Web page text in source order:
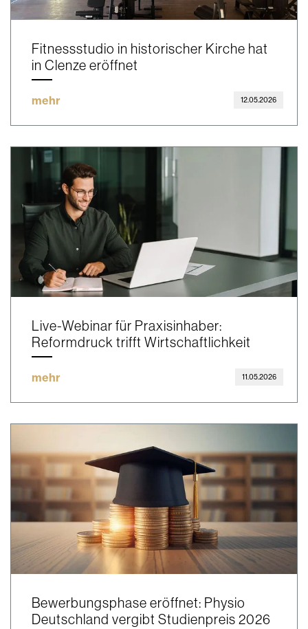
Fitnessstudio in historischer Kirche hat
in Clenze eröffnet
mehr 12.05.2026
Live-Webinar für Praxisinhaber:
Reformdruck trifft Wirtschaftlichkeit
mehr 11.05.2026
Bewerbungsphase eröffnet: Physio
Deutschland vergibt Studienpreis 2026